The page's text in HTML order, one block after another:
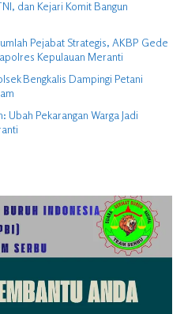
dan Kejari Komit Bangun
Pejabat Strategis, AKBP Gede
Kepulauan Meranti
Bengkalis Dampingi Petani
Pekarangan Warga Jadi